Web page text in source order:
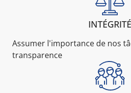
INTÉGRITÉ
Assumer l'importance de nos
transparence